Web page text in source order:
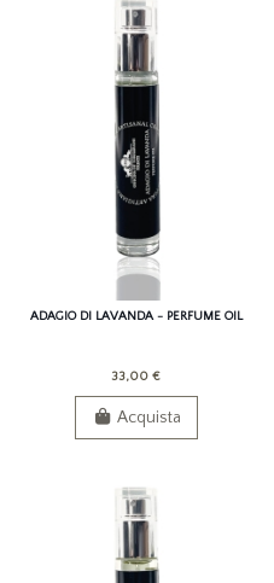
ADAGIO DI LAVANDA - PERFUME OIL
33,00 €
Acquista